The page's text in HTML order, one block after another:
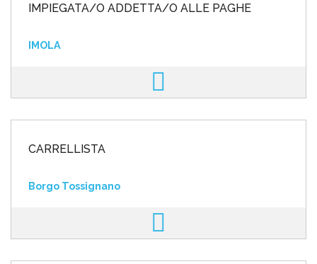
IMPIEGATA/O ADDETTA/O ALLE PAGHE
IMOLA
CARRELLISTA
Borgo Tossignano